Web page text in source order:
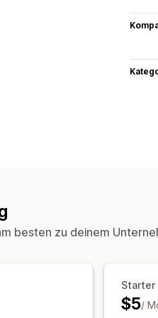
besten zu deinem
Starter
$5/